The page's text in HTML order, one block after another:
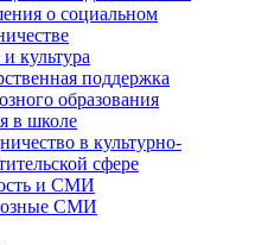
о социальном
культура
поддержка
образования
в школе
в культурно-
сфере
и СМИ
СМИ